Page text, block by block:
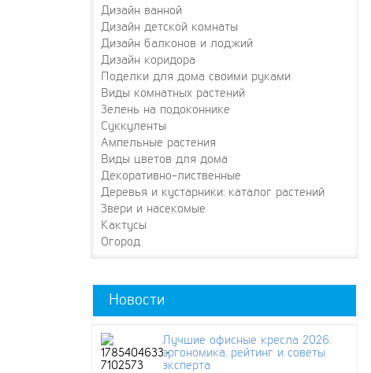
Дизайн ванной
Дизайн детской комнаты
Дизайн балконов и лоджий
Дизайн коридора
Поделки для дома своими руками
Виды комнатных растений
Зелень на подоконнике
Суккуленты
Ампельные растения
Виды цветов для дома
Декоративно-лиственные
Деревья и кустарники: каталог растений
Звери и насекомые
Кактусы
Огород
Новости
Лучшие офисные кресла 2026:
эргономика, рейтинг и советы
эксперта